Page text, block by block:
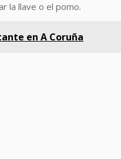
la llave o el pomo.
en A Coruña